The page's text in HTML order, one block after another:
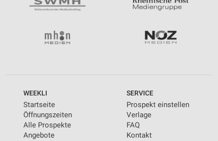
WEEKLI
Startseite
Öffnungszeiten
Alle Prospekte
Angebote
SERVICE
Prospekt einstellen
Verlage
FAQ
Kontakt